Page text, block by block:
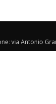
via Antonio